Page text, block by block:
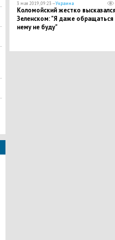
3 мая 2019, 09:23 —Украина
Коломойский жестко
Зеленском: "Я даже обращаться
нему не буду"